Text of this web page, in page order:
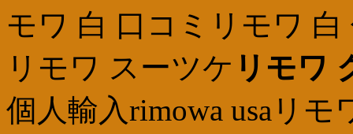
モワ 白 口コミリモワ
リモワ スーツケ リモワ
個人輸入rimowa usaリ